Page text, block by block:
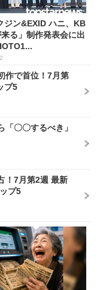
ジン&EXID ハニ、KB
る」制作発表会に出
作で首位！7月第
プ5
〇〇するべき」
！7月第2週 最新
プ5